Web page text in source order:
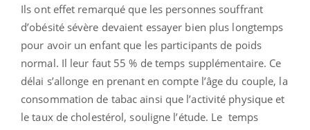
Ils ont effet remarqué que les personnes souffrant
d’obésité sévère devaient essayer bien plus longtemps
pour avoir un enfant que les participants de poids
normal. Il leur faut 55 % de temps supplémentaire. Ce
délai s’allonge en prenant en compte l’âge du couple, la
consommation de tabac ainsi que l’activité physique et
le taux de cholestérol, souligne l’étude. Le temps